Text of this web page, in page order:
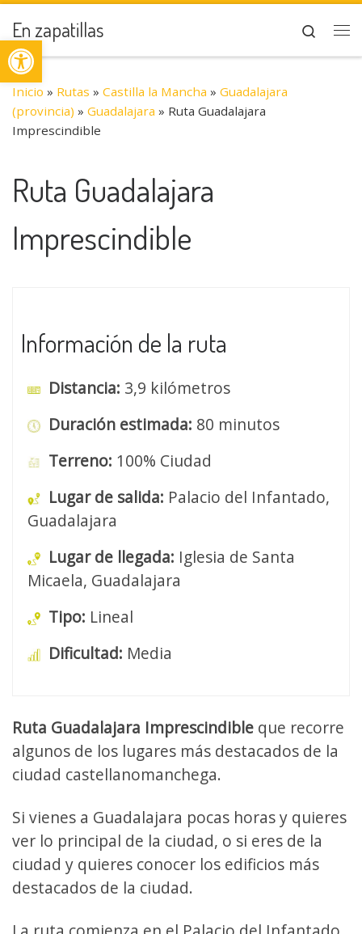
Abrir barra de herramientas
Saltar al contenido
En zapatillas
Search
Inicio » Rutas » Castilla la Mancha » Guadalajara
(provincia) » Guadalajara » Ruta Guadalajara
Imprescindible
Ruta Guadalajara
Imprescindible
Información de la ruta
Distancia: 3,9 kilómetros
Duración estimada: 80 minutos
Terreno: 100% Ciudad
Lugar de salida: Palacio del Infantado,
Guadalajara
Lugar de llegada: Iglesia de Santa
Micaela, Guadalajara
Tipo: Lineal
Dificultad: Media
Ruta Guadalajara Imprescindible que recorre
algunos de los lugares más destacados de la
ciudad castellanomanchega.
Si vienes a Guadalajara pocas horas y quieres
ver lo principal de la ciudad, o si eres de la
ciudad y quieres conocer los edificios más
destacados de la ciudad.